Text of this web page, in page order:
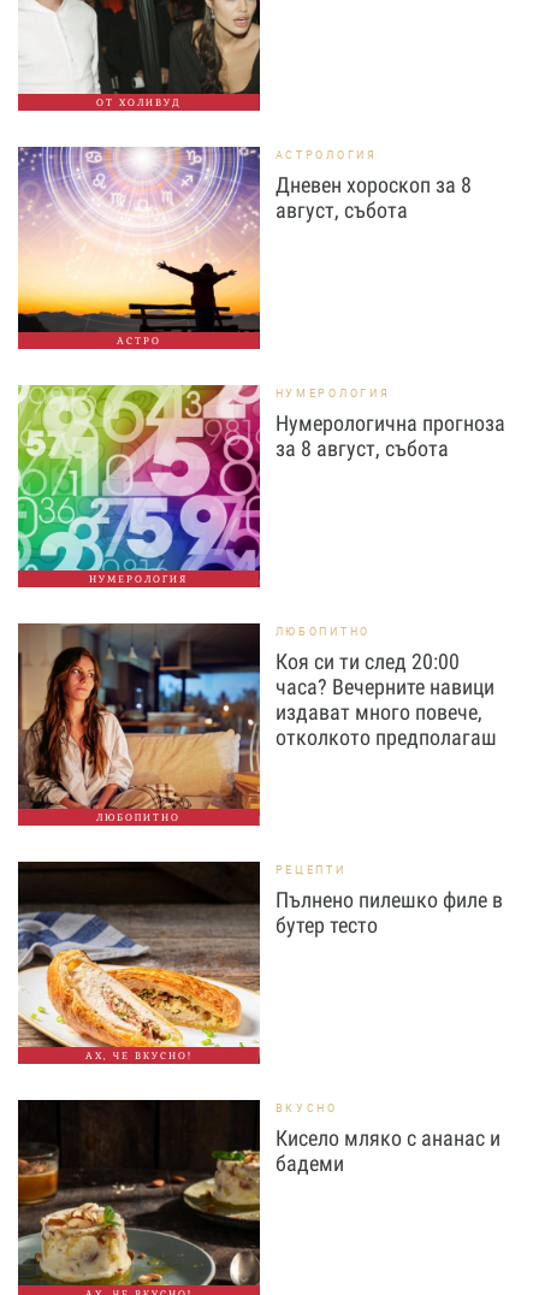
ОТ ХОЛИВУД
АСТРО
АСТРОЛОГИЯ
Дневен хороскоп за 8
август, събота
НУМЕРОЛОГИЯ
НУМЕРОЛОГИЯ
Нумерологична прогноза
за 8 август, събота
ЛЮБОПИТНО
ЛЮБОПИТНО
Коя си ти след 20:00
часа? Вечерните навици
издават много повече,
отколкото предполагаш
АХ, ЧЕ ВКУСНО!
РЕЦЕПТИ
Пълнено пилешко филе в
бутер тесто
ВКУСНО
Кисело мляко с ананас и
бадеми